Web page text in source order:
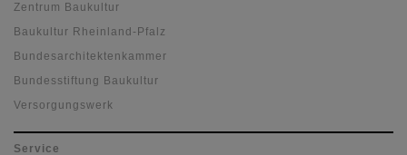
Zentrum Baukultur
Baukultur Rheinland-Pfalz
Bundesarchitektenkammer
Bundesstiftung Baukultur
Versorgungswerk
Service